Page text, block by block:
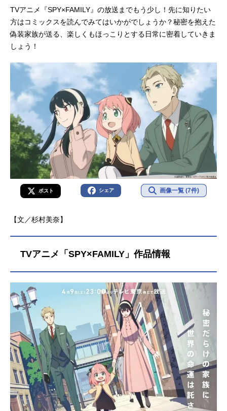
TVアニメ『SPY×FAMILY』の放送までもう少し！先に知りたい
方はコミックスを読んでみてはいかがでしょうか？秘密を抱えた
偽装家族が送る、楽しくもほっこりとする日常に密着していきま
しょう！
ポスト シェア 画像一覧 (7件)
【文／杉村美奈】
TVアニメ「SPY×FAMILY」作品情報